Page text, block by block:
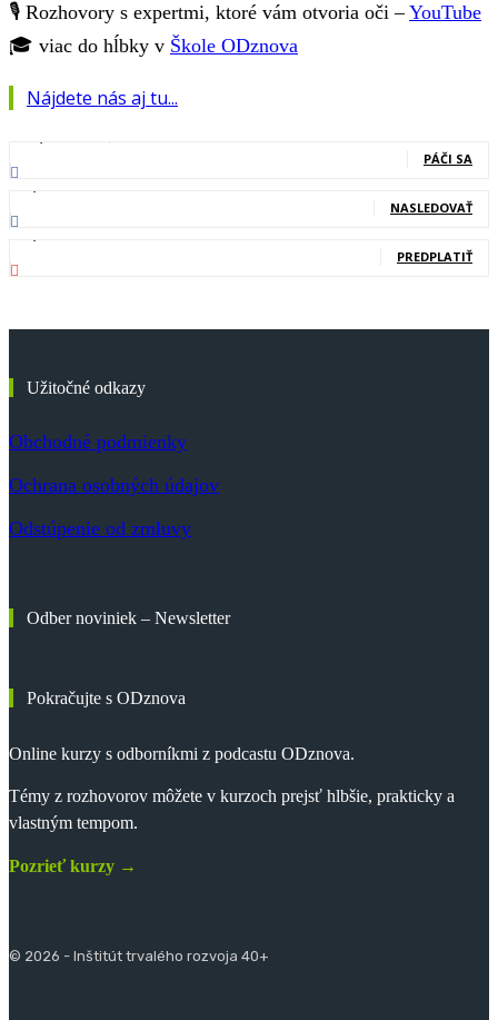
🎙️ Rozhovory s expertmi, ktoré vám otvoria oči –YouTube
🎓 viac do hĺbky v Škole ODznova
Nájdete nás aj tu...
PÁČI SA
NASLEDOVAŤ
PREDPLATIŤ
Užitočné odkazy
Obchodné podmienky
Ochrana osobných údajov
Odstúpenie od zmluvy
Odber noviniek – Newsletter
Pokračujte s ODznova
Online kurzy s odborníkmi z podcastu ODznova.
Témy z rozhovorov môžete v kurzoch prejsť hlbšie, prakticky a
vlastným tempom.
Pozrieť kurzy →
© 2026 - Inštitút trvalého rozvoja 40+